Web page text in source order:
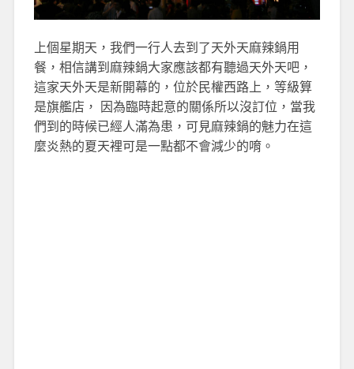
上個星期天，我們一行人去到了天外天麻辣鍋用
餐，相信講到麻辣鍋大家應該都有聽過天外天吧，
這家天外天是新開幕的，位於民權西路上，等級算
是旗艦店， 因為臨時起意的關係所以沒訂位，當我
們到的時候已經人滿為患，可見麻辣鍋的魅力在這
麼炎熱的夏天裡可是一點都不會減少的唷。